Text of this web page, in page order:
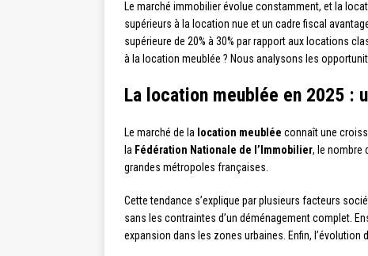
Le marché immobilier évolue constamment, et la
supérieurs à la location nue et un cadre fiscal
supérieure de 20% à 30% par rapport aux locations
à la location meublée ? Nous analysons les
La location meublée en 2025 :
Le marché de la location meublée connaît une
la Fédération Nationale de l’Immobilier, le nombre
grandes métropoles françaises.
Cette tendance s’explique par plusieurs facteurs
sans les contraintes d’un déménagement complet.
expansion dans les zones urbaines. Enfin,